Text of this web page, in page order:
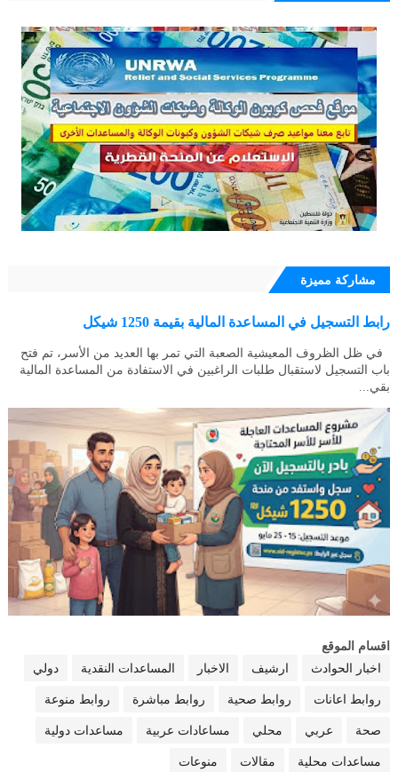
مشاركة مميزة
رابط التسجيل في المساعدة المالية بقيمة 1250 شيكل
في ظل الظروف المعيشية الصعبة التي تمر بها العديد من الأسر، تم فتح
باب التسجيل لاستقبال طلبات الراغبين في الاستفادة من المساعدة المالية
بقي...
اقسام الموقع
اخبار الحوادث
ارشيف الاخبار المساعدات النقدية دولي
روابط اعانات روابط صحية روابط مباشرة روابط منوعة
صحة عربي محلي مساعادات عربية مساعدات دولية
مساعدات محلية مقالات منوعات